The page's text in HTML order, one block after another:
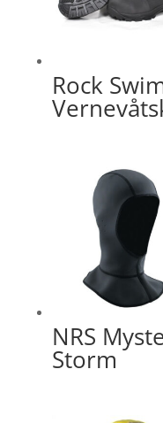
Rock
NRS
Storm